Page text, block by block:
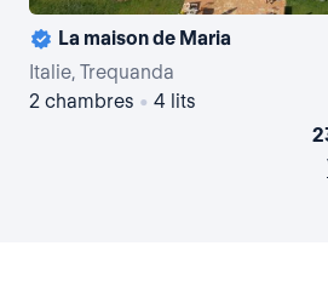
La maison de Maria
Italie, Trequanda
2 chambres • 4 lits